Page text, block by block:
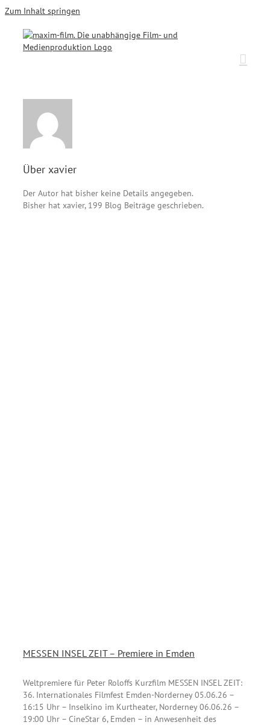
Zum Inhalt springen
Über xavier
Der Autor hat bisher keine Details angegeben.
Bisher hat xavier, 199 Blog Beiträge geschrieben.
MESSEN INSEL ZEIT – Premiere in Emden
Weltpremiere für Peter Roloffs Kurzfilm MESSEN INSEL ZEIT:
36. Internationales Filmfest Emden-Norderney 05.06.26 –
16:15 Uhr – Inselkino im Kurtheater, Norderney 06.06.26 –
19:00 Uhr – CineStar 6, Emden – in Anwesenheit des